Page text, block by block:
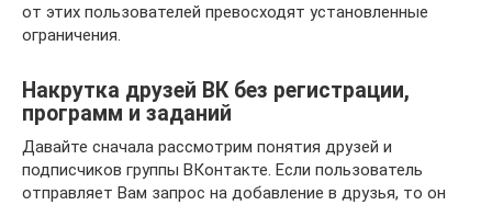
от этих пользователей превосходят установленные
ограничения.
Накрутка друзей ВК без регистрации,
программ и заданий
Давайте сначала рассмотрим понятия друзей и
подписчиков группы ВКонтакте. Если пользователь
отправляет Вам запрос на добавление в друзья, то он